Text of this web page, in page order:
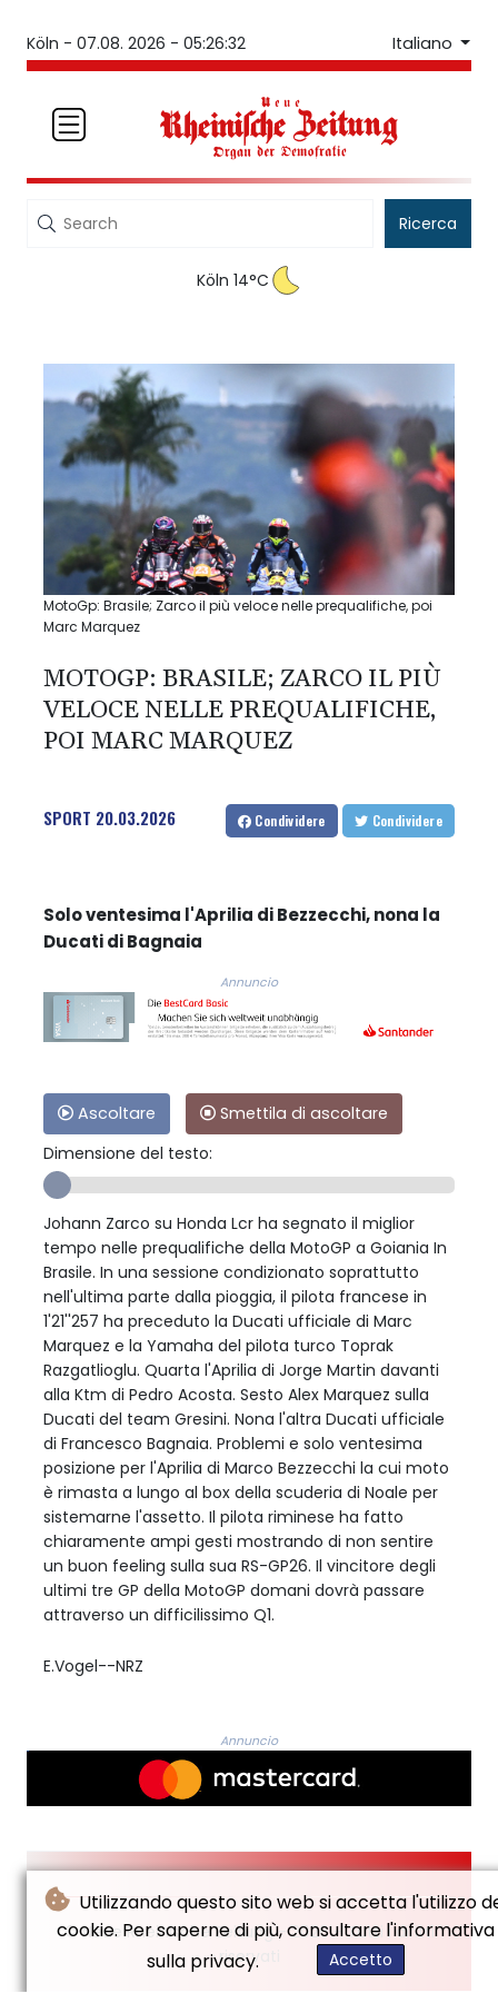
Utilizzando questo sito web si accetta l'utilizzo
cookie. Per saperne di più, consultare l'informativa
sulla privacy.
Accetto
Köln - 07.08. 2026 - 05:26:32 Italiano
Ricerca
Köln 14°C
MotoGp: Brasile; Zarco il più veloce nelle prequalifiche, poi
Marc Marquez
MOTOGP: BRASILE; ZARCO IL PIÙ
VELOCE NELLE PREQUALIFICHE,
POI MARC MARQUEZ
SPORT 20.03.2026 Condividere Condividere
Solo ventesima l'Aprilia di Bezzecchi, nona la
Ducati di Bagnaia
Annuncio
Ascoltare
Smettila di ascoltare
Dimensione del testo:
Johann Zarco su Honda Lcr ha segnato il miglior
tempo nelle prequalifiche della MotoGP a Goiania In
Brasile. In una sessione condizionato soprattutto
nell'ultima parte dalla pioggia, il pilota francese in
1'21''257 ha preceduto la Ducati ufficiale di Marc
Marquez e la Yamaha del pilota turco Toprak
Razgatlioglu. Quarta l'Aprilia di Jorge Martin davanti
alla Ktm di Pedro Acosta. Sesto Alex Marquez sulla
Ducati del team Gresini. Nona l'altra Ducati ufficiale
di Francesco Bagnaia. Problemi e solo ventesima
posizione per l'Aprilia di Marco Bezzecchi la cui moto
è rimasta a lungo al box della scuderia di Noale per
sistemarne l'assetto. Il pilota riminese ha fatto
chiaramente ampi gesti mostrando di non sentire
un buon feeling sulla sua RS-GP26. Il vincitore degli
ultimi tre GP della MotoGP domani dovrà passare
attraverso un difficilissimo Q1.
E.Vogel--NRZ
Annuncio
© Neue Rheinische Zeitung - 2026 - Tutti i diritti
riservati